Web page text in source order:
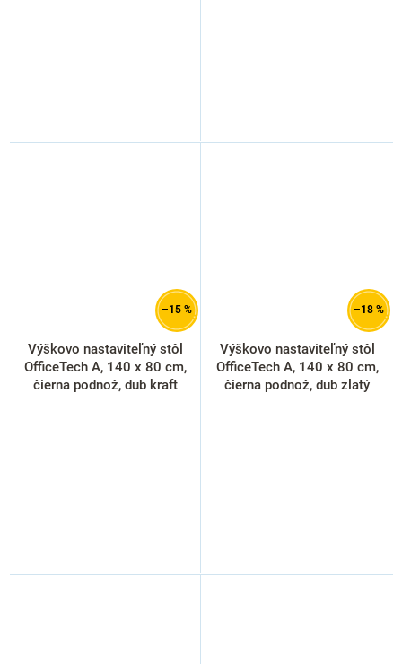
–15 %
Výškovo nastaviteľný stôl
OfficeTech A, 140 x 80 cm,
čierna podnož, dub kraft
–18 %
Výškovo nastaviteľný stôl
OfficeTech A, 140 x 80 cm,
čierna podnož, dub zlatý